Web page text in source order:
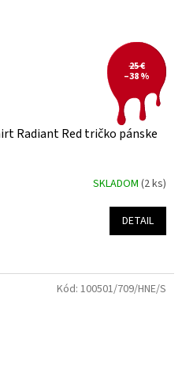
25 €
–38 %
Radiant Red tričko pánske
SKLADOM (2 ks)
DETAIL
Kód: 100501/709/HNE/S